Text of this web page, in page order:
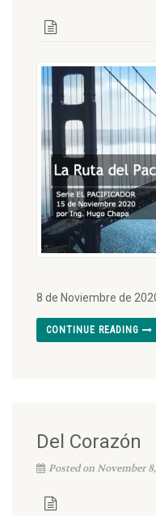
8 de Noviembre de
CONTINUE READING
Del Corazón
Posted on November